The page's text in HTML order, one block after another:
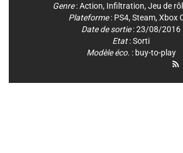
Genre:Action, Infiltration, Jeu de
Plateforme: PS4, Steam, Xbox
Date de sortie: 23/08/2016
Etat: Sorti
Modèle éco. : buy-to-play